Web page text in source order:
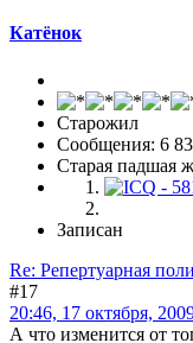
Катёнок
Старожил
Сообщения: 6
Старая падшая
Записан
Re: Репертуарная
#17
20:46, 17 октября,
А что изменится от